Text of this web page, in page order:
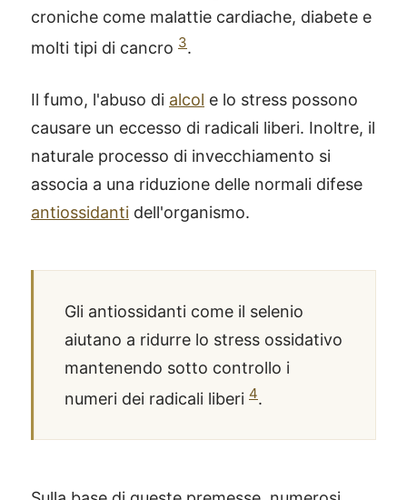
croniche come malattie cardiache, diabete e
molti tipi di cancro 3.
Il fumo, l'abuso di alcol e lo stress possono
causare un eccesso di radicali liberi. Inoltre, il
naturale processo di invecchiamento si
associa a una riduzione delle normali difese
antiossidanti dell'organismo.
Gli antiossidanti come il selenio
aiutano a ridurre lo stress ossidativo
mantenendo sotto controllo i
numeri dei radicali liberi 4.